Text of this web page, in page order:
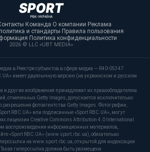
·Команда·О компании·Реклама·
и стандарты·Правила пользования·
·Политика конфиденциальности·
2026 © LLC «UBT MEDIA»
в Реестре субъектов в сфере медиа — R40-05347
имеет двуязычную версию (на украинском и русском
другие изображения принадлежат их правообладателям.
отмеченных Getty Images, допускается исключительно
разрешения фотоагентства Getty Images. Фотографии,
RBC.UA» или подписанные «Sport RBC.UA», могут
лицензии Creative Commons Attribution 4.0 International.
воспроизведении информационных материалов,
«Sport RBC.UA» (www.sport.rbc.ua), обязательно
на www.sport.rbc.ua, открытой для индексации
гиперссылка должна быть размещена